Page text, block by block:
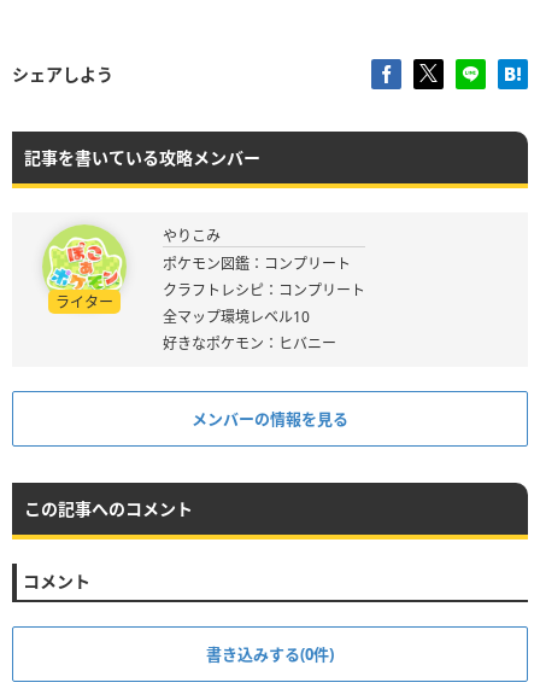
シェアしよう
記事を書いている攻略メンバー
ライター
やりこみ
ポケモン図鑑：コンプリート
クラフトレシピ：コンプリート
全マップ環境レベル10
好きなポケモン：ヒバニー
メンバーの情報を見る
この記事へのコメント
コメント
書き込みする(0件)